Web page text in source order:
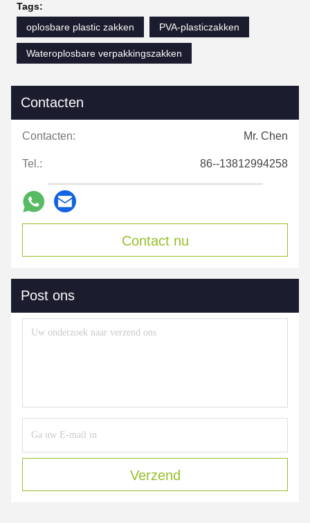
Tags:
oplosbare plastic zakken
PVA-plasticzakken
Wateroplosbare verpakkingszakken
Contacten
Contacten: Mr. Chen
Tel.: 86--13812994258
Contact nu
Post ons
Verzend